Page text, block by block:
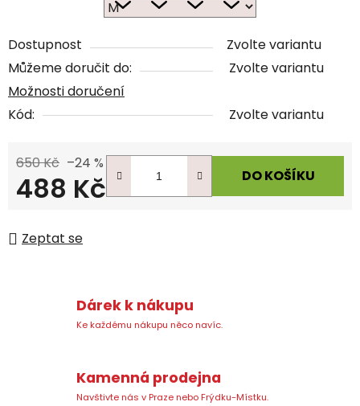
Dostupnost
Zvolte variantu
Můžeme doručit do:
Zvolte variantu
Možnosti doručení
Kód:
Zvolte variantu
650 Kč –24 %
488 Kč DO KOŠÍKU
Zeptat se
Dárek k nákupu
Ke každému nákupu něco navíc.
Kamenná prodejna
Navštivte nás v Praze nebo Frýdku-Místku.